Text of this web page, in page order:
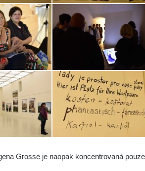
Grosse je naopak koncentrovaná